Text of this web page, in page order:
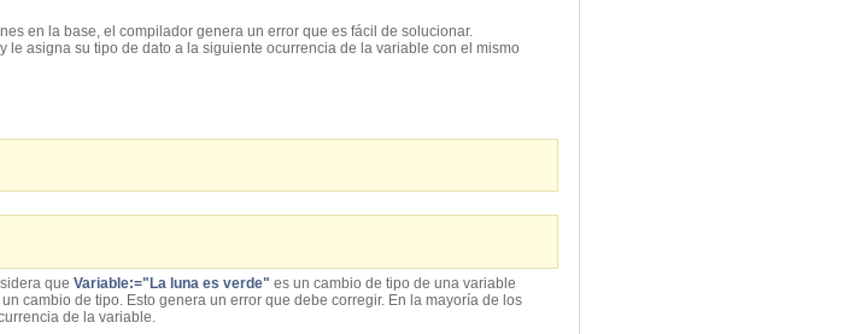
en la base, el compilador genera un error que es fácil de solucionar.
asigna su tipo de dato a la siguiente ocurrencia de la variable con el mismo
que Variable:="La luna es verde" es un cambio de tipo de una variable
cambio de tipo. Esto genera un error que debe corregir. En la mayoría de los
de la variable.